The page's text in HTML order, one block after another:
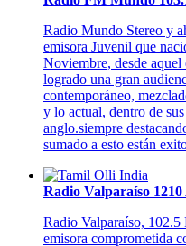
Radio Mundo Stereo y
emisora Juvenil que
Noviembre, desde
logrado una gran
contemporáneo,
y lo actual, dentro de
anglo.siempre
sumado a esto están
Radio Valparaíso
Radio Valparaíso,
emisora comprometida